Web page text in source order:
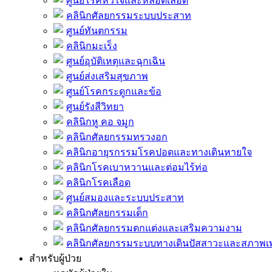
คลินิกศัลยกรรมระบบประสาท
ศูนย์ทันตกรรม
คลินิกมะเร็ง
ศูนย์อุบัติเหตุและฉุกเฉิน
ศูนย์ส่งเสริมสุขภาพ
ศูนย์โรคกระดูกและข้อ
ศูนย์รังสีวิทยา
คลินิกหู คอ จมูก
คลินิกศัลยกรรมทรวงอก
คลินิกอายุรกรรมโรคปอดและทางเดินหายใจ
คลินิกโรคเบาหวานและต่อมไร้ท่อ
คลินิกโรคเลือด
ศูนย์สมองและระบบประสาท
คลินิกศัลยกรรมเด็ก
คลินิกศัลยกรรมตกแต่งและเสริมความงาม
คลินิกศัลยกรรมระบบทางเดินปัสสาวะและสภาพเ
สำหรับผู้ป่วย